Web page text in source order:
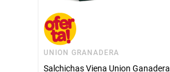
UNION GRANADERA
Salchichas Viena Union Ganadera